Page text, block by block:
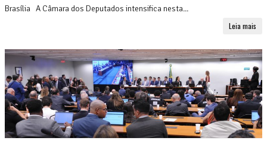
Brasília A Câmara dos Deputados intensifica nesta...
Leia mais